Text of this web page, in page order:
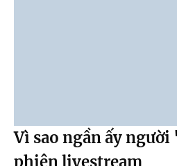
Vì sao ngần ấy
phiên livestream